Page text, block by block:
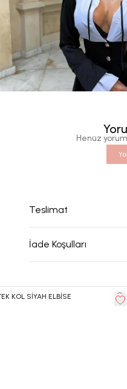
Henüz
Teslimat
İade Koşulları
KOL SİYAH ELBİSE